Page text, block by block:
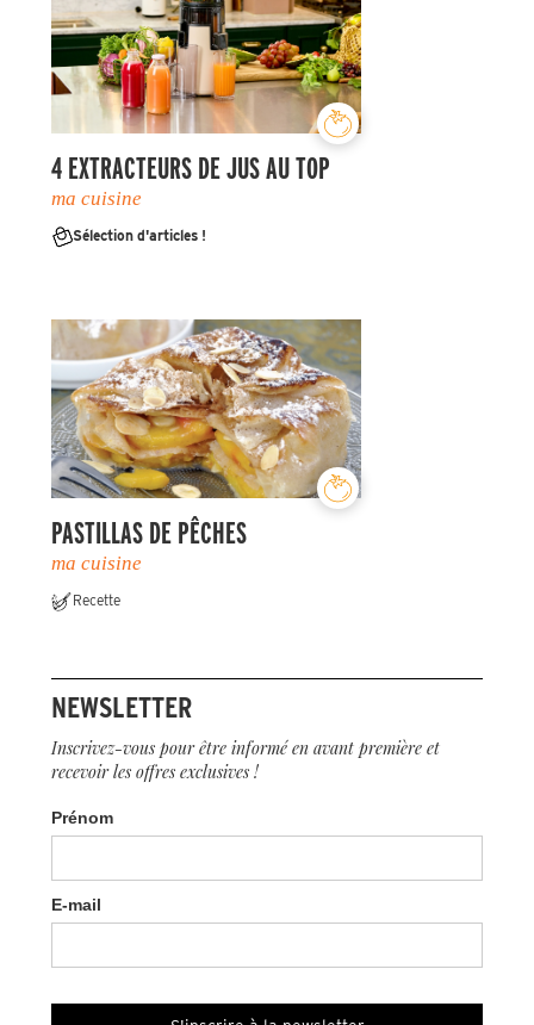
4 EXTRACTEURS DE JUS AU TOP
ma cuisine
Sélection d'articles !
PASTILLAS DE PÊCHES
ma cuisine
Recette
NEWSLETTER
Inscrivez-vous pour être informé en avant première et
recevoir les offres exclusives !
Prénom
E-mail